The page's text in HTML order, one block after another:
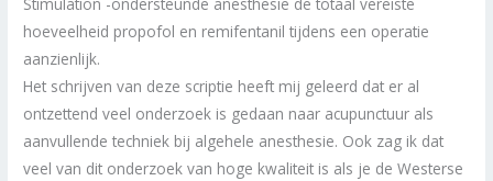
Stimulation -ondersteunde anesthesie de totaal vereiste
hoeveelheid propofol en remifentanil tijdens een operatie
aanzienlijk.
Het schrijven van deze scriptie heeft mij geleerd dat er al
ontzettend veel onderzoek is gedaan naar acupunctuur als
aanvullende techniek bij algehele anesthesie. Ook zag ik dat
veel van dit onderzoek van hoge kwaliteit is als je de Westerse